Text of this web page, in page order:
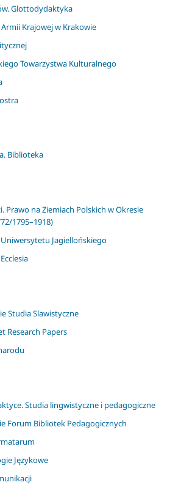
Glottodydaktyka
Krajowej w Krakowie
Towarzystwa Kulturalnego
Biblioteka
Prawo na Ziemiach Polskich w Okresie
1795–1918)
Jagiellońskiego
Studia Slawistyczne
Research Papers
Studia lingwistyczne i pedagogiczne
Forum Bibliotek Pedagogicznych
Językowe